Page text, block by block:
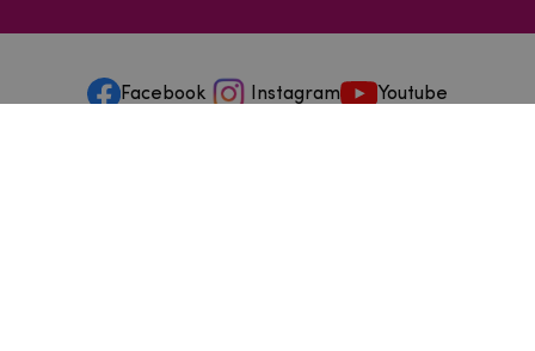
Facebook Instagram Youtube